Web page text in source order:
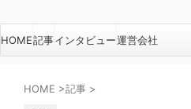
HOME記事インタビュー運営会社
HOME >記事 >